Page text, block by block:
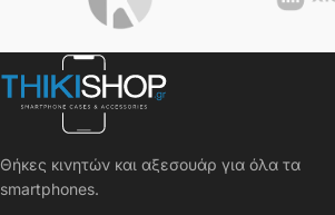
Θήκες κινητών και αξεσουάρ για όλα τα
smartphones.